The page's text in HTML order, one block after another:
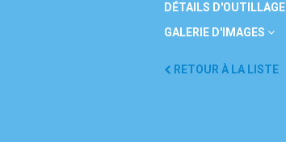
DÉTAILS D'OUTILLAGE
GALERIE D'IMAGES
RETOUR À LA LISTE